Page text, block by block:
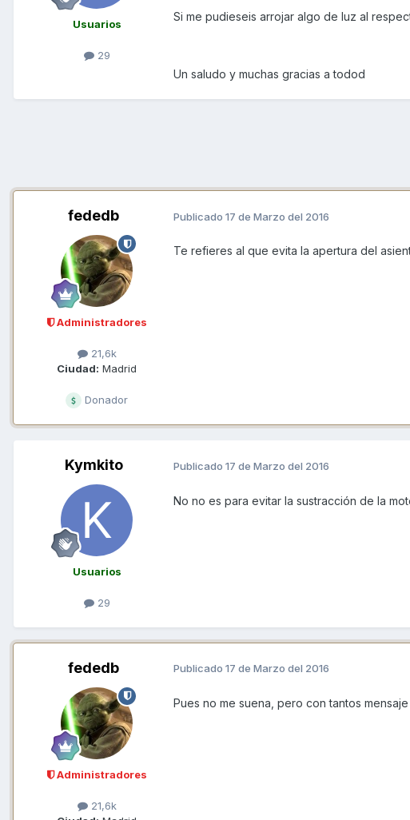
Usuarios
29
Si me pudieseis arrojar algo de luz al
Un saludo y muchas gracias a todod
fededb
Administradores
21,6k
Ciudad: Madrid
Donador
Publicado 17 de Marzo del 2016
Te refieres al que evita la apertura del
Kymkito
Usuarios
29
Publicado 17 de Marzo del 2016
No no es para evitar la sustracción de la
fededb
Administradores
21,6k
Publicado 17 de Marzo del 2016
Pues no me suena, pero con tantos